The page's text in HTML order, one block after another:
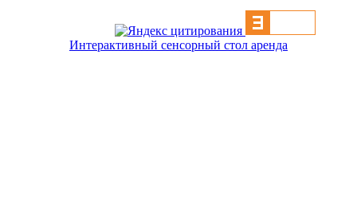
Интерактивный сенсорный стол аренда